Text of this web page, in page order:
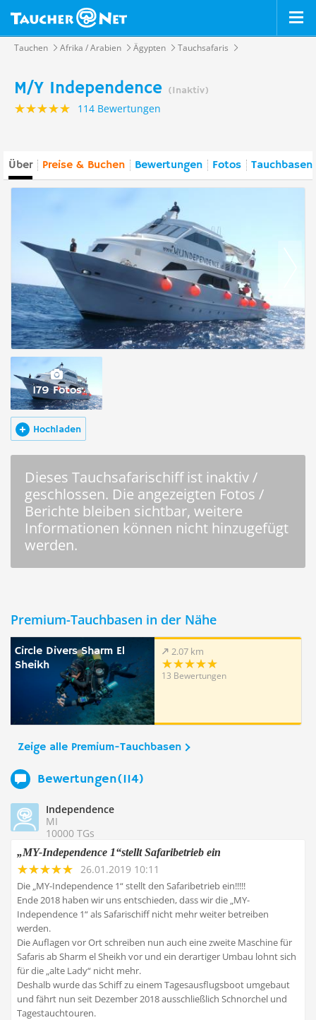
Tauchen Afrika / Arabien Ägypten Tauchsafaris
M/Y Independence (Inaktiv)
114 Bewertungen
Über Preise & Buchen Bewertungen Fotos
179 Fotos
Hochladen
Dieses Tauchsafarischiff ist inaktiv /
geschlossen. Die angezeigten Fotos /
Berichte bleiben sichtbar, weitere
Informationen können nicht hinzugefügt
werden.
Premium-Tauchbasen in der Nähe
Circle Divers Sharm El
Sheikh
2.07 km
13 Bewertungen
Zeige alle Premium-Tauchbasen
Bewertungen(114)
Independence
MI
10000 TGs
„MY-Independence 1“stellt Safaribetrieb ein
26.01.2019 10:11
Die „MY-Independence 1“ stellt den Safaribetrieb ein!!!!!
Ende 2018 haben wir uns entschieden, dass wir die „MY-
Independence 1“ als Safarischiff nicht mehr weiter betreiben
werden.
Die Auflagen vor Ort schreiben nun auch eine zweite Maschine für
Safaris ab Sharm el Sheikh vor und ein derartiger Umbau lohnt sich
für die „alte Lady“ nicht mehr.
Deshalb wurde das Schiff zu einem Tagesausflugsboot umgebaut
und fährt nun seit Dezember 2018 ausschließlich Schnorchel und
Tagestauchtouren.